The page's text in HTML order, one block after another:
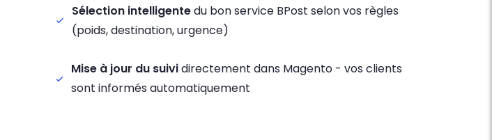
Sélection intelligentedu bon service BPost selon vos règles
(poids, destination, urgence)
Mise à jour du suividirectement dans Magento - vos clients
sont informés automatiquement